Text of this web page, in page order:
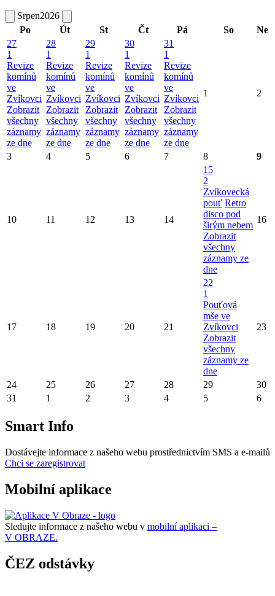
Srpen2026
Po
Út St Čt Pá So
Ne
27
1
Revize
komínů
ve
Zvíkovci
Zobrazit
všechny
záznamy
ze dne
28
1
Revize
komínů
ve
Zvíkovci
Zobrazit
všechny
záznamy
ze dne
29
1
Revize
komínů
ve
Zvíkovci
Zobrazit
všechny
záznamy
ze dne
30
1
Revize
komínů
ve
Zvíkovci
Zobrazit
všechny
záznamy
ze dne
31
1
Revize
komínů
ve
Zvíkovci
Zobrazit
všechny
záznamy
ze dne
1 2
3 4 5 6 7 8 9
10 11 12 13 14
15
2
Zvíkovecká
pouť Retro
disco pod
širým nebem
Zobrazit
všechny
záznamy ze
dne
16
17 18 19 20 21
22
1
Pouťová
mše ve
Zvíkovci
Zobrazit
všechny
záznamy ze
dne
23
24 25 26 27 28 29
30
31
1 2 3 4 5 6
Smart Info
Dostávejte informace z našeho webu prostřednictvím SMS a e-mailů
Chci se zaregistrovat
Mobilní aplikace
Sledujte informace z našeho webu v mobilní aplikaci –
V OBRAZE.
ČEZ odstávky